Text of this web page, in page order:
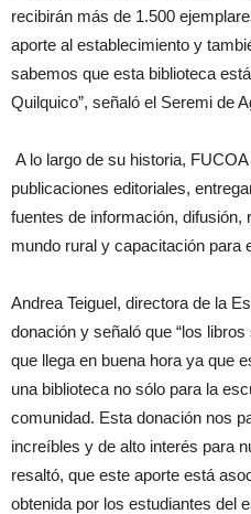
recibirán más de 1.500
aporte al establecimiento y
sabemos que esta biblioteca
Quilquico”, señaló el Seremi de
A lo largo de su historia,
publicaciones editoriales,
fuentes de información, difusión,
mundo rural y capacitación para
Andrea Teiguel, directora de la
donación y señaló que “los
que llega en buena hora ya que
una biblioteca no sólo para la
comunidad. Esta donación nos
increíbles y de alto interés para
resaltó, que este aporte está
obtenida por los estudiantes del